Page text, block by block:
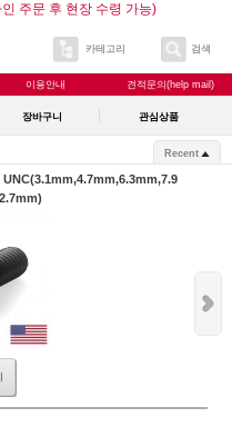
주문 후 현장 수령 가능)
카테고리 검색
이용안내 견적문의(help mail)
장바구니 관심상품
Recent
UNC(3.1mm,4.7mm,6.3mm,7.9